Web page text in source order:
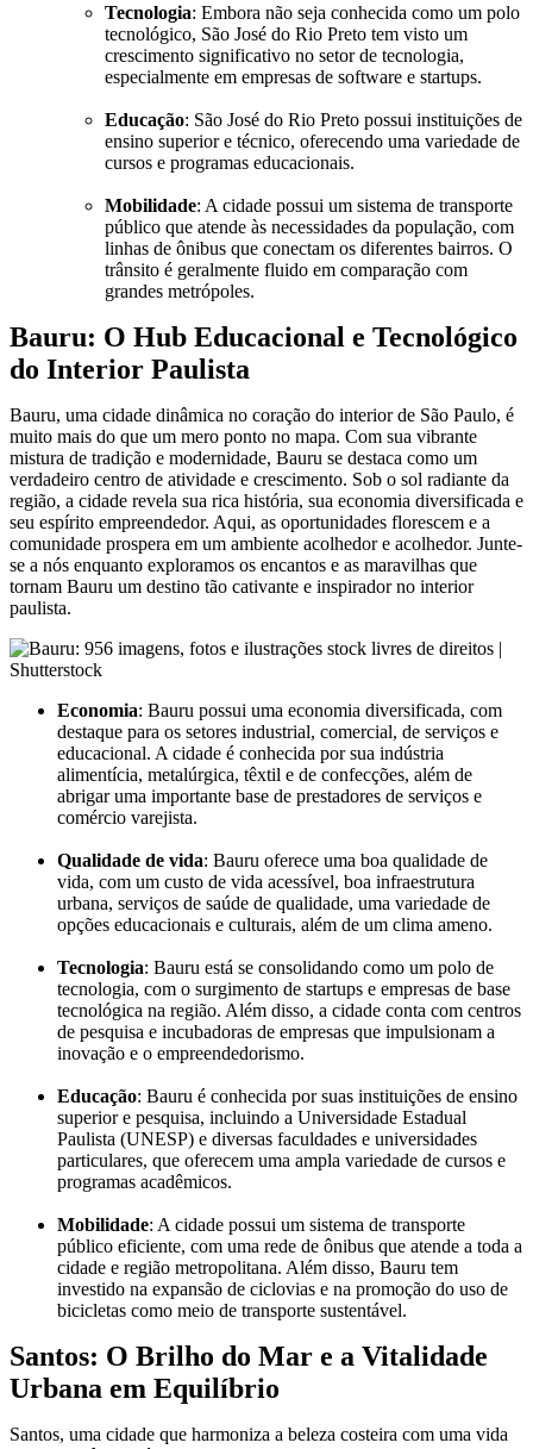
Tecnologia: Embora não seja conhecida como um polo
tecnológico, São José do Rio Preto tem visto um
crescimento significativo no setor de tecnologia,
especialmente em empresas de software e startups.
Educação: São José do Rio Preto possui instituições de
ensino superior e técnico, oferecendo uma variedade de
cursos e programas educacionais.
Mobilidade: A cidade possui um sistema de transporte
público que atende às necessidades da população, com
linhas de ônibus que conectam os diferentes bairros. O
trânsito é geralmente fluido em comparação com
grandes metrópoles.
Bauru: O Hub Educacional e Tecnológico
do Interior Paulista
Bauru, uma cidade dinâmica no coração do interior de São Paulo, é
muito mais do que um mero ponto no mapa. Com sua vibrante
mistura de tradição e modernidade, Bauru se destaca como um
verdadeiro centro de atividade e crescimento. Sob o sol radiante da
região, a cidade revela sua rica história, sua economia diversificada e
seu espírito empreendedor. Aqui, as oportunidades florescem e a
comunidade prospera em um ambiente acolhedor e acolhedor. Junte-
se a nós enquanto exploramos os encantos e as maravilhas que
tornam Bauru um destino tão cativante e inspirador no interior
paulista.
Economia: Bauru possui uma economia diversificada, com
destaque para os setores industrial, comercial, de serviços e
educacional. A cidade é conhecida por sua indústria
alimentícia, metalúrgica, têxtil e de confecções, além de
abrigar uma importante base de prestadores de serviços e
comércio varejista.
Qualidade de vida: Bauru oferece uma boa qualidade de
vida, com um custo de vida acessível, boa infraestrutura
urbana, serviços de saúde de qualidade, uma variedade de
opções educacionais e culturais, além de um clima ameno.
Tecnologia: Bauru está se consolidando como um polo de
tecnologia, com o surgimento de startups e empresas de base
tecnológica na região. Além disso, a cidade conta com centros
de pesquisa e incubadoras de empresas que impulsionam a
inovação e o empreendedorismo.
Educação: Bauru é conhecida por suas instituições de ensino
superior e pesquisa, incluindo a Universidade Estadual
Paulista (UNESP) e diversas faculdades e universidades
particulares, que oferecem uma ampla variedade de cursos e
programas acadêmicos.
Mobilidade: A cidade possui um sistema de transporte
público eficiente, com uma rede de ônibus que atende a toda a
cidade e região metropolitana. Além disso, Bauru tem
investido na expansão de ciclovias e na promoção do uso de
bicicletas como meio de transporte sustentável.
Santos: O Brilho do Mar e a Vitalidade
Urbana em Equilíbrio
Santos, uma cidade que harmoniza a beleza costeira com uma vida